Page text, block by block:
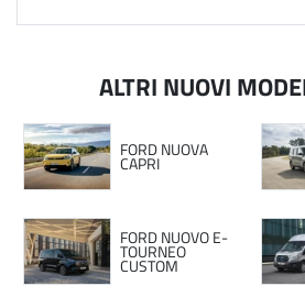
ALTRI NUOVI
FORD NUOVA
CAPRI
FORD NUOVO E-
TOURNEO
CUSTOM